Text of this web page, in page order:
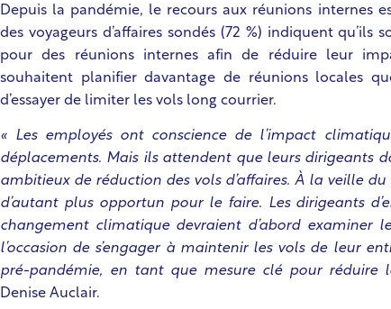
Depuis la pandémie, le recours aux réunions internes
des voyageurs d’affaires sondés (72 %) indiquent qu’ils
pour des réunions internes afin de réduire leur
souhaitent planifier davantage de réunions locales
d’essayer de limiter les vols long courrier.
« Les employés ont conscience de l’impact
déplacements. Mais ils attendent que leurs dirigeants
ambitieux de réduction des vols d’affaires. À la veille
d’autant plus opportun pour le faire. Les dirigeants
changement climatique devraient d’abord examiner
l’occasion de s’engager à maintenir les vols de leur
pré-pandémie, en tant que mesure clé pour réduire
Denise Auclair.